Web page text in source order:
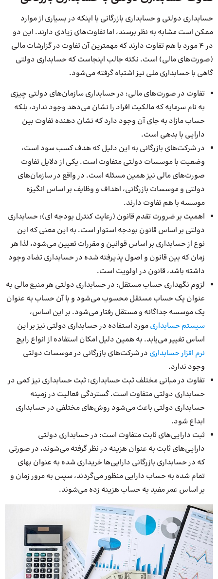
حسابداری دولتی و حسابداری بازرگانی با اینکه در بسیاری از موارد
ممکن است مشابه به نظر برسند، اما تفاوت‌های زیادی دارند. این دو
در 4 مورد با هم تفاوت دارند که مهمترین آن تفاوت در گزارشات مالی
(صورت‌های مالی) است. نکته جالب اینجاست که حسابداری دولتی
گاهی با حسابداری ملی نیز اشتباه گرفته می‌شود.
تفاوت در صورت‌های مالی: در حسابداری سازمان‌های دولتی چیزی
به نام سرمایه که مالکیت افراد را نشان می‌دهد وجود ندارد، بلکه
حساب مازاد به جای آن وجود دارد که نشان دهنده تفاوت بین
دارایی با بدهی است.
در شرکت‌های بازرگانی به این دلیل که هدف کسب سود است،
وضعیت با موسسات دولتی متفاوت است. یکی از دلایل تفاوت
صورت‌های مالی نیز همین مسئله است. در واقع در سازمان‌های
دولتی و موسسات بازرگانی، اهداف و وظایف بر اساس انگیزه
موسسه با هم تفاوت دارند.
اهمیت بر ضرورت تقدم قانون (رعایت کنترل بودجه ای): حسابداری
دولتی بر اساس قانون بودجه استوار است. به این معنی که این
نوع از حسابداری بر اساس قوانین و مقررات تعیین می‌شود، لذا هر
زمان که بین قانون و اصول پذیرفته شده در حسابداری تضاد وجود
داشته باشد، قانون در اولویت است.
لزوم نگهداری حساب مستقل: در حسابداری دولتی هر منبع مالی به
عنوان یک حساب مستقل محسوب می‌شود و با آن حساب به عنوان
یک موسسه جداگانه و مستقل رفتار می‌شود. بر این اساس،
سیستم حسابداریمورد استفاده در حسابداری دولتی نیز بر این
اساس تغییر می‌یابد. به همین دلیل امکان استفاده از انواع رایج
نرم افزار حسابداری در شرکت‌های بازرگانی در موسسات دولتی
وجود ندارد.
تفاوت در مبانی مختلف ثبت حسابداری: ثبت حسابداری نیز کمی در
حسابداری دولتی متفاوت است. گستردگی فعالیت در زمینه
حسابداری دولتی باعث می‌شود روش‌های مختلفی در حسابداری
ابداع شود.
ثبت دارایی‌های ثابت متفاوت است: در حسابداری دولتی
دارایی‌های ثابت به عنوان هزینه در نظر گرفته می‌شوند، در صورتی
که در حسابداری بازرگانی دارایی‌ها خریداری شده به عنوان بهای
تمام شده به حساب دارایی منظور می‌گردند، سپس به مرور زمان و
بر اساس عمر مفید به حساب هزینه زده می‌شوند.